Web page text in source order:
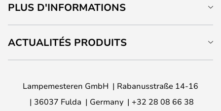
PLUS D'INFORMATIONS
ACTUALITÉS PRODUITS
Lampemesteren GmbH
Rabanusstraße 14-16
36037 Fulda
Germany +32 28 08 66 38